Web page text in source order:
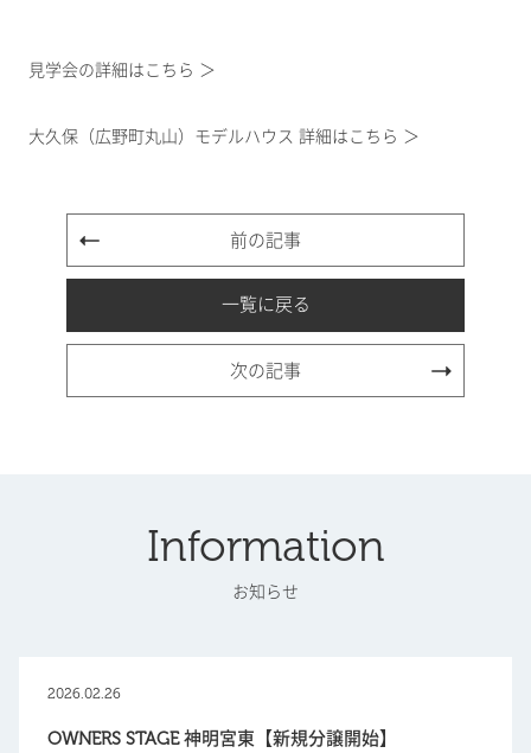
見学会の詳細はこちら ＞
大久保（広野町丸山）モデルハウス 詳細はこちら ＞
前の記事
一覧に戻る
次の記事
Information
お知らせ
2026.02.26
OWNERS STAGE 神明宮東【新規分譲開始】